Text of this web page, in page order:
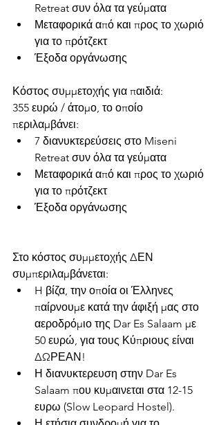
Retreat συν όλα τα γεύματα
Μεταφορικά από και προς το χωριό
για το πρότζεκτ
Έξοδα οργάνωσης
Κόστος συμμετοχής για παιδιά:
355 ευρώ / άτομο, το οποίο
περιλαμβάνει:
7 διανυκτερεύσεις στο Miseni
Retreat συν όλα τα γεύματα
Μεταφορικά από και προς το χωριό
για το πρότζεκτ
Έξοδα οργάνωσης
Στο κόστος συμμετοχής ΔΕΝ
συμπεριλαμβάνεται:
H βίζα, την οποία οι Έλληνες
παίρνουμε κατά την άφιξή μας στο
αεροδρόμιο της Dar Es Salaam με
50 ευρώ, για τους Κύπριους είναι
ΔΩΡΕΑΝ!
Η διανυκτερευση στην Dar Es
Salaam που κυμαινεται στα 12-15
ευρω (Slow Leopard Hostel).